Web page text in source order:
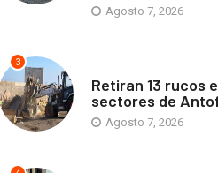
Agosto 7, 2026
3
Retiran 13 rucos
sectores de
Agosto 7, 2026